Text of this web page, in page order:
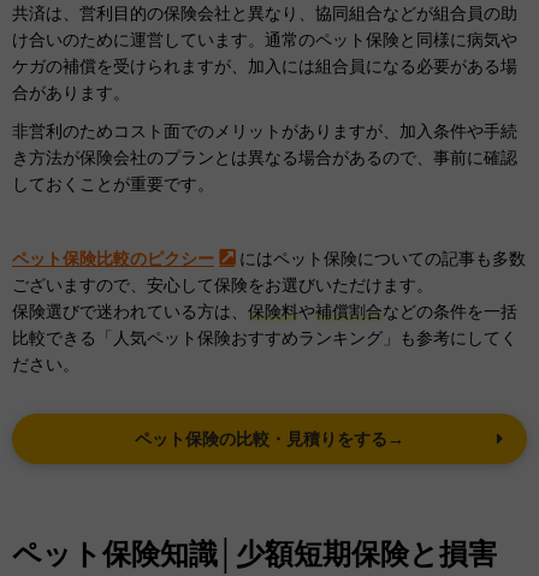
共済は、営利目的の保険会社と異なり、協同組合などが組合員の助
け合いのために運営しています。通常のペット保険と同様に病気や
ケガの補償を受けられますが、加入には組合員になる必要がある場
合があります。
非営利のためコスト面でのメリットがありますが、加入条件や手続
き方法が保険会社のプランとは異なる場合があるので、事前に確認
しておくことが重要です。
ペット保険比較のピクシー
にはペット保険についての記事も多数
ございますので、安心して保険をお選びいただけます。
保険選びで迷われている方は、 保険料や補償割合などの条件を一括
比較できる「人気ペット保険おすすめランキング」も参考にしてく
ださい。
ペット保険の比較・見積りをする→
ペット保険知識│少額短期保険と損害